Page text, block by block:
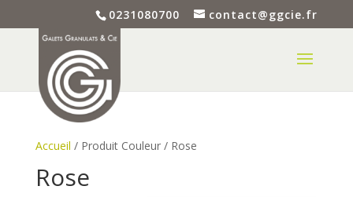
0231080700 contact@ggcie.fr
Accueil / Produit Couleur / Rose
Rose